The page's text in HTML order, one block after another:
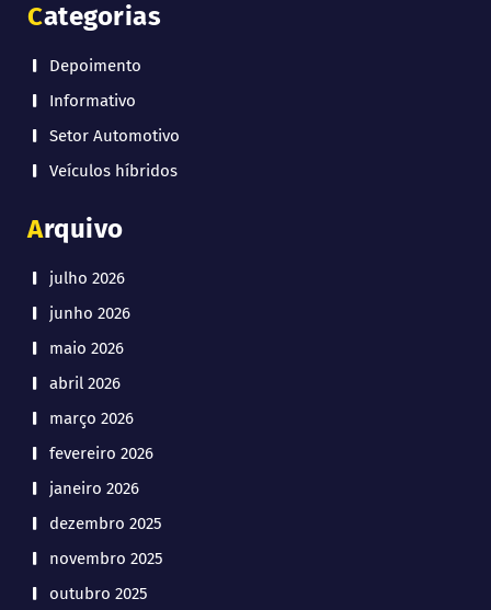
Categorias
Depoimento
Informativo
Setor Automotivo
Veículos híbridos
Arquivo
julho 2026
junho 2026
maio 2026
abril 2026
março 2026
fevereiro 2026
janeiro 2026
dezembro 2025
novembro 2025
outubro 2025